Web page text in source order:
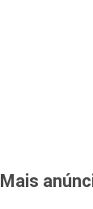
Mais